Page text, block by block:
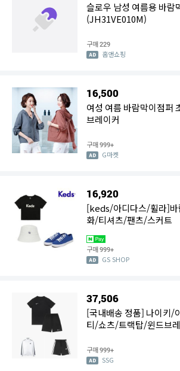
슬로우 남성 여름용 바람
(JH31VE010M)
구매229
홈앤쇼핑
16,500
여성 여름 바람막이점퍼
브레이커
구매999+
G마켓
16,920
[keds/아디다스/휠라]바
화/티셔츠/팬츠/스커트
구매999+
GS SHOP
37,506
[국내배송 정품] 나이키/
티/쇼츠/트랙탑/윈드브
구매999+
SSG